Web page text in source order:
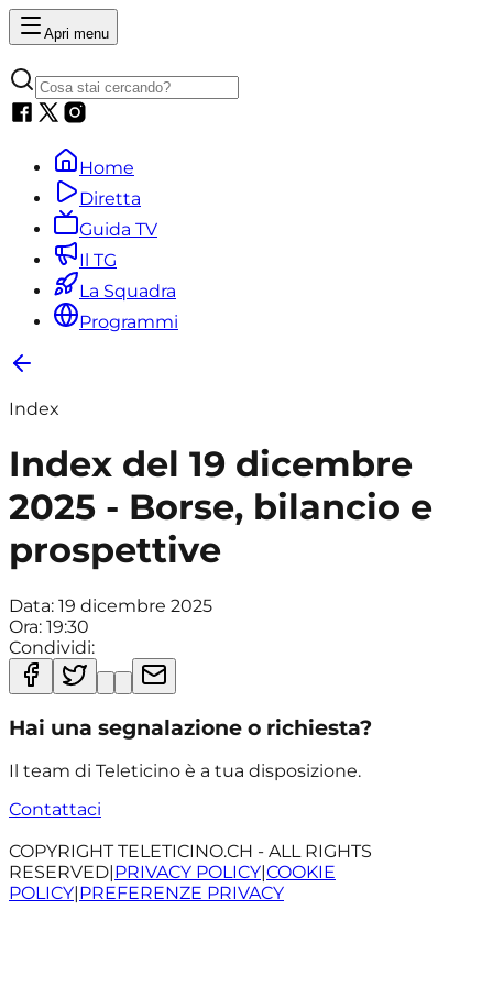
Apri menu
Home
Diretta
Guida TV
Il TG
La Squadra
Programmi
Index
Index del 19 dicembre
2025 - Borse, bilancio e
prospettive
Data: 19 dicembre 2025
Ora: 19:30
Condividi:
Hai una segnalazione o richiesta?
Il team di Teleticino è a tua disposizione.
Contattaci
COPYRIGHT TELETICINO.CH - ALL RIGHTS
RESERVED|PRIVACY POLICY|COOKIE
POLICY|PREFERENZE PRIVACY